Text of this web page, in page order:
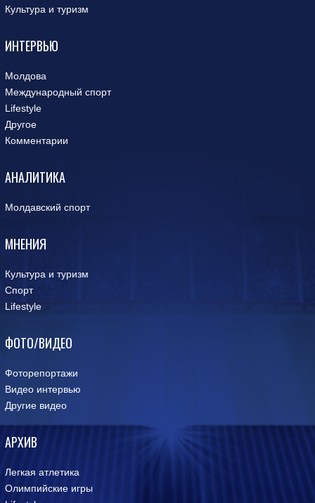
Культура и туризм
ИНТЕРВЬЮ
Молдова
Международный спорт
Lifestyle
Другое
Комментарии
АНАЛИТИКА
Молдавский спорт
МНЕНИЯ
Культура и туризм
Спорт
Lifestyle
ФОТО/ВИДЕО
Фоторепортажи
Видео интервью
Другие видео
АРХИВ
Легкая атлетика
Олимпийские игры